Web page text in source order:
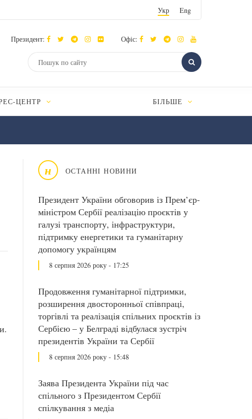
Укр Eng
Президент: Офіс:
ЦЕНТР БІЛЬШЕ
н ОСТАННІ НОВИНИ
Президент України обговорив із Прем’єр-
міністром Сербії реалізацію проєктів у
галузі транспорту, інфраструктури,
підтримку енергетики та гуманітарну
допомогу українцям
8 серпня 2026 року - 17:25
Продовження гуманітарної підтримки,
розширення двосторонньої співпраці,
торгівлі та реалізація спільних проєктів із
Сербією – у Белграді відбулася зустріч
президентів України та Сербії
8 серпня 2026 року - 15:48
Заява Президента України під час
спільного з Президентом Сербії
спілкування з медіа